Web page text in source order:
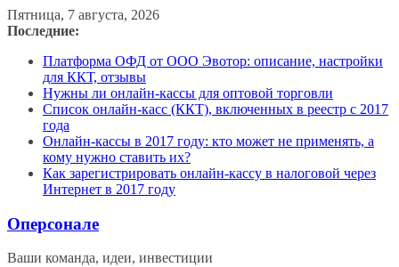
Перейти
к
Пятница, 7 августа, 2026
Последние:
Платформа ОФД от ООО Эвотор: описание, настройки
для ККТ, отзывы
Нужны ли онлайн-кассы для оптовой торговли
Список онлайн-касс (ККТ), включенных в реестр с 2017
года
Онлайн-кассы в 2017 году: кто может не применять, а
кому нужно ставить их?
Как зарегистрировать онлайн-кассу в налоговой через
Интернет в 2017 году
Оперсонале
Ваши команда, идеи, инвестиции